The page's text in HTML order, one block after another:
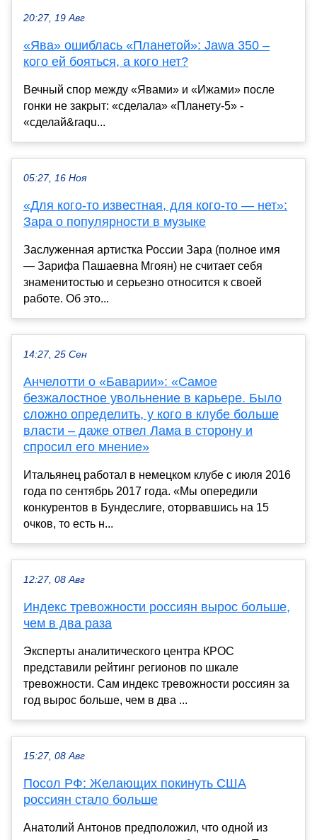
20:27, 19 Авг
«Ява» ошиблась «Планетой»: Jawa 350 –
кого ей бояться, а кого нет?
Вечный спор между «Явами» и «Ижами» после
гонки не закрыт: «сделала» «Планету-5» -
«сделай&raqu...
05:27, 16 Ноя
«Для кого-то известная, для кого-то — нет»:
Зара о популярности в музыке
Заслуженная артистка России Зара (полное имя
— Зарифа Пашаевна Мгоян) не считает себя
знаменитостью и серьезно относится к своей
работе. Об это...
14:27, 25 Сен
Анчелотти о «Баварии»: «Самое
безжалостное увольнение в карьере. Было
сложно определить, у кого в клубе больше
власти – даже отвел Лама в сторону и
спросил его мнение»
Итальянец работал в немецком клубе с июля 2016
года по сентябрь 2017 года. «Мы опередили
конкурентов в Бундеслиге, оторвавшись на 15
очков, то есть н...
12:27, 08 Авг
Индекс тревожности россиян вырос больше,
чем в два раза
Эксперты аналитического центра КРОС
представили рейтинг регионов по шкале
тревожности. Сам индекс тревожности россиян за
год вырос больше, чем в два ...
15:27, 08 Авг
Посол РФ: Желающих покинуть США
россиян стало больше
Анатолий Антонов предположил, что одной из